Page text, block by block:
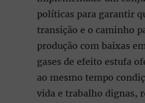
políticas para garantir
transição e o caminho
produção com baixas
gases de efeito estufa
ao mesmo tempo
vida e trabalho dignas,